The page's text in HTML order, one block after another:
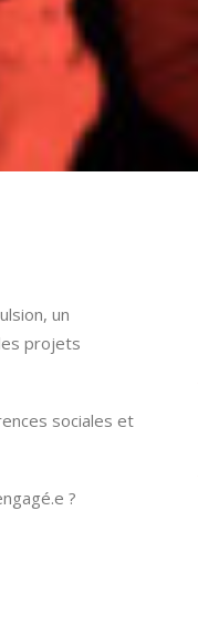
un
projets
sociales et
?